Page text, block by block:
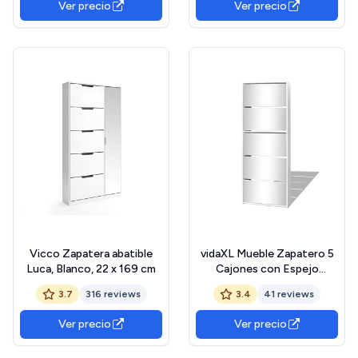
Ver precio
60 x 24 cm - Blanco
Ver precio
Vicco Zapatera abatible
Luca, Blanco, 22 x 169 cm
3.7 316 reviews
Ver precio
vidaXL Mueble Zapatero 5
Cajones con Espejo
Organizador Mobiliario
Salón Dormitorio Sala de
Estar Almacenamiento
63x17x169,5cm Blanco
3.4 41 reviews
Ver precio